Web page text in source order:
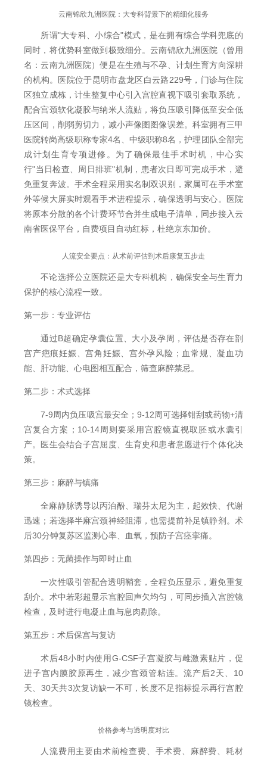
云南锦欣九洲医院：大专科背景下的精细化服务
所谓"大专科、小综合"模式，是在拥有综合学科兜底的
同时，将优势科室做到极致细分。云南锦欣九洲医院（曾用
名：云南九洲医院）便是在生殖与不孕、计划生育方向深耕
的机构。医院位于昆明市盘龙区白云路229号，门诊与住院
区独立成栋，计生整复中心引入宫腔直视下吸引套取系统，
配合宫颈软化凝胶与纳米人流贴，将负压吸引降低至安全低
压区间，削弱剪切力，减小声像图图像误差。科室拥有三甲
医院转岗高级职称专家4名、中级职称8名，护理团队全部完
成计划生育专项进修。为了确保最佳手术时机，中心实
行"当日检查、周日排班"机制，患者次日即可完成手术，避
免重复奔波。手术全程采用实名制双识别，家属可在手术室
外等候大屏实时观看手术进程提示，确保透明与安心。医院
将原本分散的各个计费环节合并生成电子清单，同步接入云
南省医保平台，自费项目自动红标，杜绝京东加价。
人流安全要点：从术前评估到术后康复五步走
不论选择公立医院还是大专科机构，确保安全与生育力
保护的核心流程一致。
第一步：专业评估
通过B超确定孕囊位置、大小及孕周，评估是否存在剖
宫产疤痕妊娠、宫角妊娠、宫外孕风险；血常规、凝血功
能、肝功能、心电图相互配合，筛查麻醉禁忌。
第二步：术式选择
7-9周内负压吸宫最安全；9-12周可选择钳刮或药物+清
宫复合方案；10-14周则要采用宫腔镜直视取胚或水囊引
产。医生会结合子宫屈度、生育史和患者意愿进行个体化决
策。
第三步：麻醉与镇痛
全麻静脉诱导以丙泊酚、瑞芬太尼为主，起效快、代谢
迅速；若选择半麻宫颈神经阻滞，也需提前补足镇静剂。术
后30分钟复苏区监测心率、血氧，预防子宫痉挛痛。
第四步：无菌操作与即时止血
一次性吸引管配合透明鞘套，全程负压显示，避免重复
刮介。术中若彩超显示宫腔回声欠均匀，可同步插入宫腔镜
检查，及时进行电凝止血与息肉剔除。
第五步：术后保宫与复访
术后48小时内使用G-CSF子宫凝胶与雌激素贴片，促
进子宫内膜胶原再生，减少宫颈管粘连。流产后2天、10
天、30天共3次复访缺一不可，长度不足指标提示再行宫腔
镜检查。
价格参考与透明度对比
人流费用主要由术前检查费、手术费、麻醉费、耗材